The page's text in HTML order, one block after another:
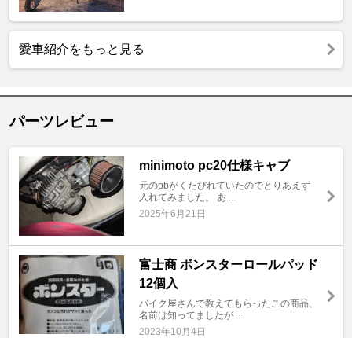
愛車紹介をもっと見る
パーツレビュー
minimoto pc20仕様キャブ
元のpbがくたびれていたのでとりあえず
入れてみました。 あ ...
2025年6月21日
富士商 ボンスターロールパッド
12個入
バイク屋さんで教えてもらったこの商品、
名前は知ってましたが ...
2023年10月4日